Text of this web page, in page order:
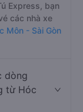
Express, bạn
các nhà xe
Môn - Sài Gòn
dòng
từ Hóc